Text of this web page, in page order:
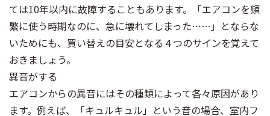
ては10年以内に故障することもあります。「エアコンを頻
繁に使う時期なのに、急に壊れてしまった……」とならな
いためにも、買い替えの目安となる４つのサインを覚えて
おきましょう。
異音がする
エアコンからの異音にはその種類によって各々原因があり
ます。例えば、「キュルキュル」という音の場合、室内フ